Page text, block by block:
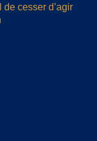
cesser d’agir